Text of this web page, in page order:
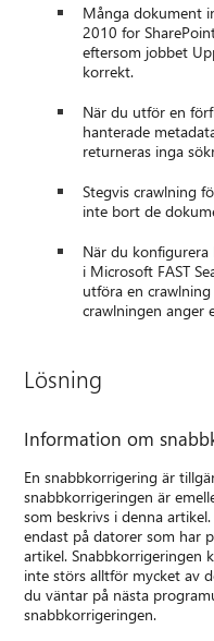
Många dokument
2010 for
eftersom jobbet
korrekt.
När du utför en
hanterade
returneras inga
Stegvis crawlning
inte bort de
När du
i Microsoft FAST
utföra en
crawlningen anger
Lösning
Information om
En snabbkorrigering är
snabbkorrigeringen är
som beskrivs i denna
endast på datorer som har
artikel. Snabbkorrigeringen
inte störs alltför mycket av
du väntar på nästa
snabbkorrigeringen.